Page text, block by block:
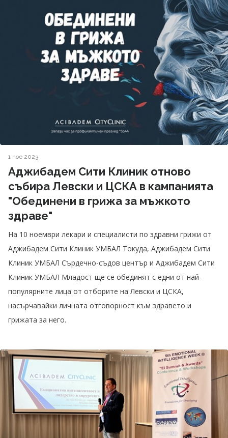
1 ное 2023
Аджибадем Сити Клиник отново
събира Левски и ЦСКА в кампанията
"Обединени в грижа за мъжкото
здраве"
На 10 ноември лекари и специалисти по здравни грижи от
Аджибадем Сити Клиник УМБАЛ Токуда, Аджибадем Сити
Клиник УМБАЛ Сърдечно-съдов център и Аджибадем Сити
Клиник УМБАЛ Младост ще се обединят с едни от най-
популярните лица от отборите на Левски и ЦСКА,
насърчавайки личната отговорност към здравето и
грижата за него.